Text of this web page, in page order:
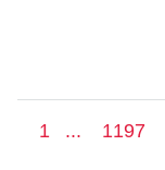
1 ... 1197